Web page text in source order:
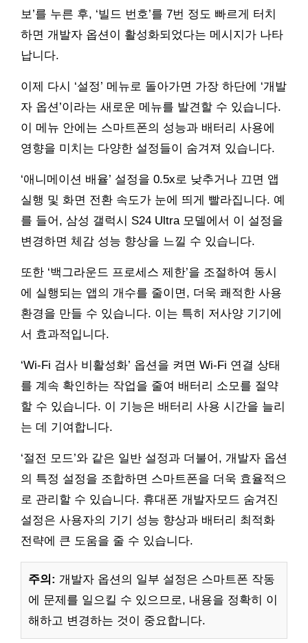
보’를 누른 후, ‘빌드 번호’를 7번 정도 빠르게 터치
하면 개발자 옵션이 활성화되었다는 메시지가 나타
납니다.
이제 다시 ‘설정’ 메뉴로 돌아가면 가장 하단에 ‘개발
자 옵션’이라는 새로운 메뉴를 발견할 수 있습니다.
이 메뉴 안에는 스마트폰의 성능과 배터리 사용에
영향을 미치는 다양한 설정들이 숨겨져 있습니다.
‘애니메이션 배율’ 설정을 0.5x로 낮추거나 끄면 앱
실행 및 화면 전환 속도가 눈에 띄게 빨라집니다. 예
를 들어, 삼성 갤럭시 S24 Ultra 모델에서 이 설정을
변경하면 체감 성능 향상을 느낄 수 있습니다.
또한 ‘백그라운드 프로세스 제한’을 조절하여 동시
에 실행되는 앱의 개수를 줄이면, 더욱 쾌적한 사용
환경을 만들 수 있습니다. 이는 특히 저사양 기기에
서 효과적입니다.
‘Wi-Fi 검사 비활성화’ 옵션을 켜면 Wi-Fi 연결 상태
를 계속 확인하는 작업을 줄여 배터리 소모를 절약
할 수 있습니다. 이 기능은 배터리 사용 시간을 늘리
는 데 기여합니다.
‘절전 모드’와 같은 일반 설정과 더불어, 개발자 옵션
의 특정 설정을 조합하면 스마트폰을 더욱 효율적으
로 관리할 수 있습니다. 휴대폰 개발자모드 숨겨진
설정은 사용자의 기기 성능 향상과 배터리 최적화
전략에 큰 도움을 줄 수 있습니다.
주의: 개발자 옵션의 일부 설정은 스마트폰 작동
에 문제를 일으킬 수 있으므로, 내용을 정확히 이
해하고 변경하는 것이 중요합니다.